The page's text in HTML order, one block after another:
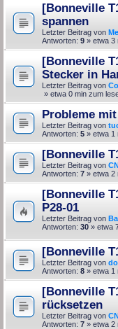
[Bonneville
spannen
Letzter Beitrag von
Antworten: 9 » etwa 3
[Bonneville
Stecker in
Letzter Beitrag von
» etwa 0 min zum
Probleme
Letzter Beitrag von
Antworten: 5 » etwa 1
[Bonneville
Letzter Beitrag von
Antworten: 7 » etwa 2
[Bonneville
P28-01
Letzter Beitrag von
Antworten: 30 » etwa
[Bonneville
Letzter Beitrag von
Antworten: 8 » etwa 1
[Bonneville
rücksetzen
Letzter Beitrag von
Antworten: 7 » etwa 2